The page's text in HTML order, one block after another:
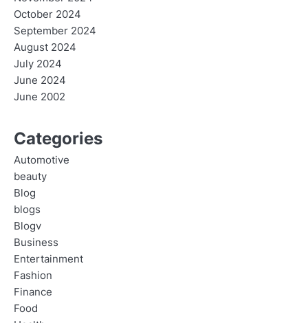
October 2024
September 2024
August 2024
July 2024
June 2024
June 2002
Categories
Automotive
beauty
Blog
blogs
Blogv
Business
Entertainment
Fashion
Finance
Food